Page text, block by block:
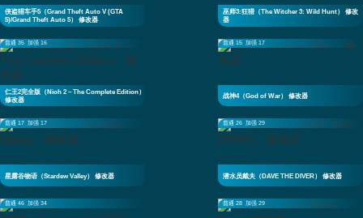
侠盗猎车手5（Grand Theft Auto V (GTA
5)/Grand Theft Auto 5） 修改器
巫师3:狂猎（The Witcher 3: Wild Hunt） 修改
器
普通 35 加强 16
仁王2完全版（Nioh 2 – The Complete Edition）
修改器
普通 15 加强 17
战神4（God of War） 修改器
普通 17 加强 17
星露谷物语（Stardew Valley） 修改器
普通 26 加强 29
潜水员戴夫（DAVE THE DIVER） 修改器
普通 46 加强 34 普通 28 加强 29